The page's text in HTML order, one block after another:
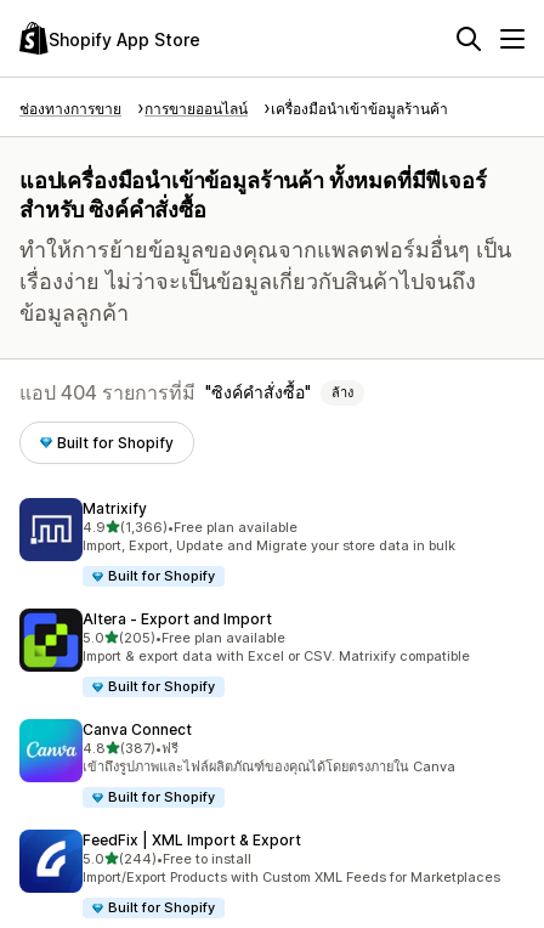
Shopify App Store
ช่องทางการขาย การขายออนไลน์ เครื่องมือนำเข้าข้อมูลร้านค้า
แอปเครื่องมือนำเข้าข้อมูลร้านค้า ทั้งหมดที่มีฟีเจอร์
สำหรับ ซิงค์คำสั่งซื้อ
ทำให้การย้ายข้อมูลของคุณจากแพลตฟอร์มอื่นๆ เป็น
เรื่องง่าย ไม่ว่าจะเป็นข้อมูลเกี่ยวกับสินค้าไปจนถึง
ข้อมูลลูกค้า
แอป 404 รายการที่มี ซิงค์คำสั่งซื้อ ล้าง
Built for Shopify
Matrixify
4.9เต็ม 5 ดาว
(1,366)
ทั้งหมด 1366 รีวิว
•Free plan available
Import, Export, Update and Migrate your store data in bulk
Built for Shopify
Altera ‑ Export and Import
5.0เต็ม 5 ดาว
(205)
ทั้งหมด 205 รีวิว
•Free plan available
Import & export data with Excel or CSV. Matrixify compatible
Built for Shopify
Canva Connect
4.8เต็ม 5 ดาว
(387)
ทั้งหมด 387 รีวิว
•ฟรี
เข้าถึงรูปภาพและไฟล์ผลิตภัณฑ์ของคุณได้โดยตรงภายใน Canva
Built for Shopify
FeedFix | XML Import & Export
5.0เต็ม 5 ดาว
(244)
ทั้งหมด 244 รีวิว
•Free to install
Import/Export Products with Custom XML Feeds for Marketplaces
Built for Shopify